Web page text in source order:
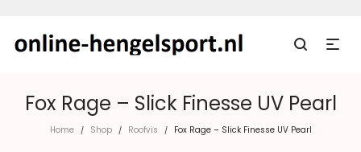
Fox Rage – Slick Finesse UV Pearl
Home / Shop / Roofvis / Fox Rage – Slick Finesse UV Pearl